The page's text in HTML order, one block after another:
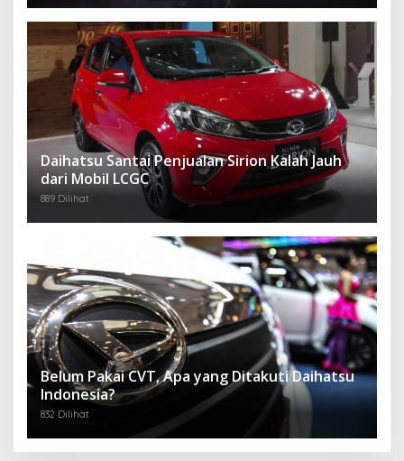
Daihatsu Santai Penjualan Sirion Kalah Jauh
dari Mobil LCGC
889 Dilihat
Belum Pakai CVT, Apa yang Ditakuti Daihatsu
Indonesia?
832 Dilihat